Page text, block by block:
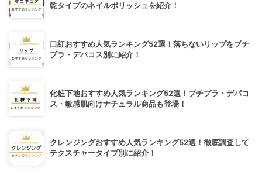
乾タイプのネイルポリッシュを紹介！
口紅おすすめ人気ランキング52選！落ちないリップをプチ
プラ・デパコス別に紹介！
化粧下地おすすめ人気ランキング52選！プチプラ・デパコ
ス・敏感肌向けナチュラル商品も登場！
クレンジングおすすめ人気ランキング52選！徹底調査して
テクスチャータイプ別に紹介！